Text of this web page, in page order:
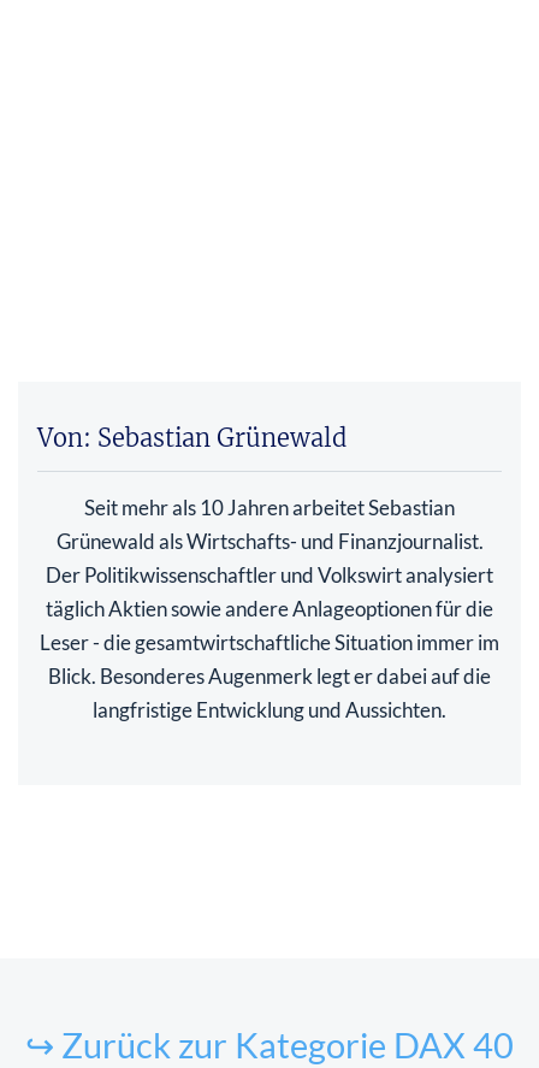
Von: Sebastian Grünewald
Seit mehr als 10 Jahren arbeitet Sebastian
Grünewald als Wirtschafts- und Finanzjournalist.
Der Politikwissenschaftler und Volkswirt analysiert
täglich Aktien sowie andere Anlageoptionen für die
Leser - die gesamtwirtschaftliche Situation immer im
Blick. Besonderes Augenmerk legt er dabei auf die
langfristige Entwicklung und Aussichten.
↪ Zurück zur Kategorie DAX 40